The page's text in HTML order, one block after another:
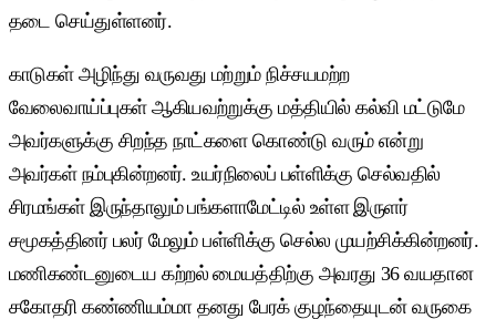
தடை செய்துள்ளனர்.
காடுகள் அழிந்து வருவது மற்றும் நிச்சயமற்ற
வேலைவாய்ப்புகள் ஆகியவற்றுக்கு மத்தியில் கல்வி மட்டுமே
அவர்களுக்கு சிறந்த நாட்களை கொண்டு வரும் என்று
அவர்கள் நம்புகின்றனர். உயர்நிலைப் பள்ளிக்கு செல்வதில்
சிரமங்கள் இருந்தாலும் பங்களாமேட்டில் உள்ள இருளர்
சமூகத்தினர் பலர் மேலும் பள்ளிக்கு செல்ல முயற்சிக்கின்றனர்.
மணிகண்டனுடைய கற்றல் மையத்திற்கு அவரது 36 வயதான
சகோதரி கண்ணியம்மா தனது பேரக் குழந்தையுடன் வருகை